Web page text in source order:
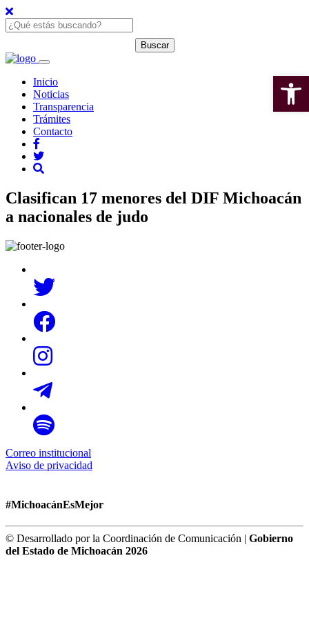
Inicio
Noticias
Transparencia
Trámites
Contacto
Clasifican 17 menores del DIF Michoacán
a nacionales de judo
Correo institucional
Aviso de privacidad
#MichoacánEsMejor
© Desarrollado por la Coordinación de Comunicación | Gobierno
del Estado de Michoacán 2026